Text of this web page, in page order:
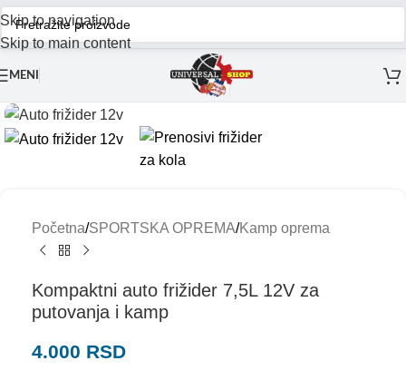
Skip to navigation
Skip to main content
MENI
Početna/SPORTSKA OPREMA/Kamp oprema
Kompaktni auto frižider 7,5L 12V za
putovanja i kamp
4.000 RSD